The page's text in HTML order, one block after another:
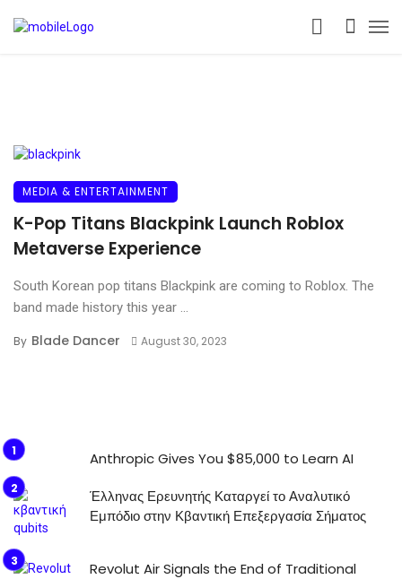
MEDIA & ENTERTAINMENT
K-Pop Titans Blackpink Launch Roblox
Metaverse Experience
South Korean pop titans Blackpink are coming to Roblox. The
band made history this year ...
By Blade Dancer August 30, 2023
Anthropic Gives You $85,000 to Learn AI
Έλληνας Ερευνητής Καταργεί το Αναλυτικό
Εμπόδιο στην Κβαντική Επεξεργασία Σήματος
Revolut Air Signals the End of Traditional